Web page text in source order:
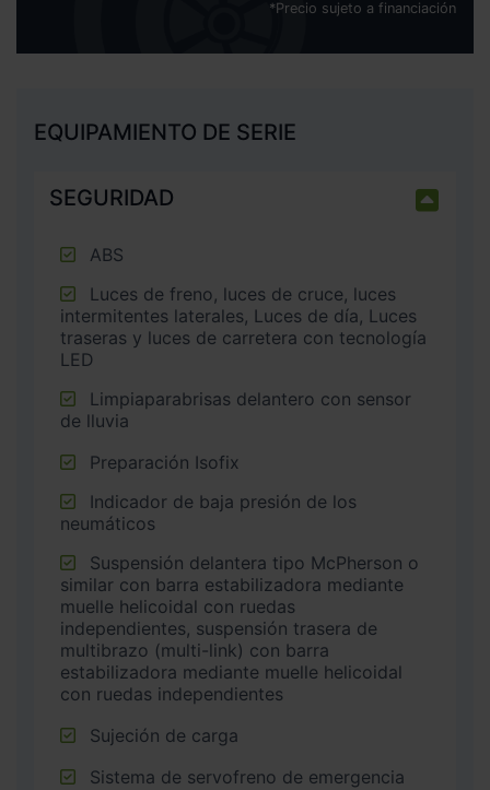
*Precio sujeto a financiación
EQUIPAMIENTO DE SERIE
SEGURIDAD
ABS
intermitentes laterales, Luces de día, Luces
traseras y luces de carretera con tecnología
LED
de lluvia
Preparación Isofix
neumáticos
similar con barra estabilizadora mediante
muelle helicoidal con ruedas
independientes, suspensión trasera de
multibrazo (multi-link) con barra
estabilizadora mediante muelle helicoidal
con ruedas independientes
Sujeción de carga
Sistema de servofreno de emergencia